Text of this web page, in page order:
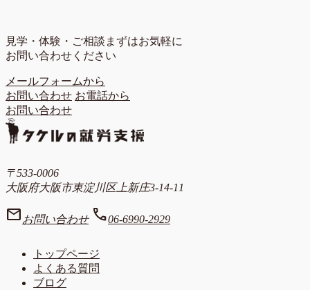
見学・体験・ご相談 まずはお気軽に
お問い合わせください
メールフォームから
お問い合わせ お電話から
お問い合わせ
〒533-0006
大阪府大阪市東淀川区上新庄3-14-11
mail お問い合わせ call06-6990-2929
トップページ
よくある質問
ブログ